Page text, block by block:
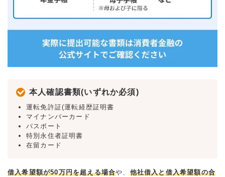
本人確認書類(いずれか必須)
運転免許証(運転経歴証明書
マイナンバーカード
パスポート
特別永住者証明書
在留カード
借入希望額が50万円を超える場合や、 他社借入と借入希望額の合